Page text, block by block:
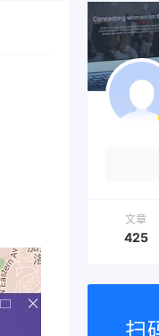
文章
425